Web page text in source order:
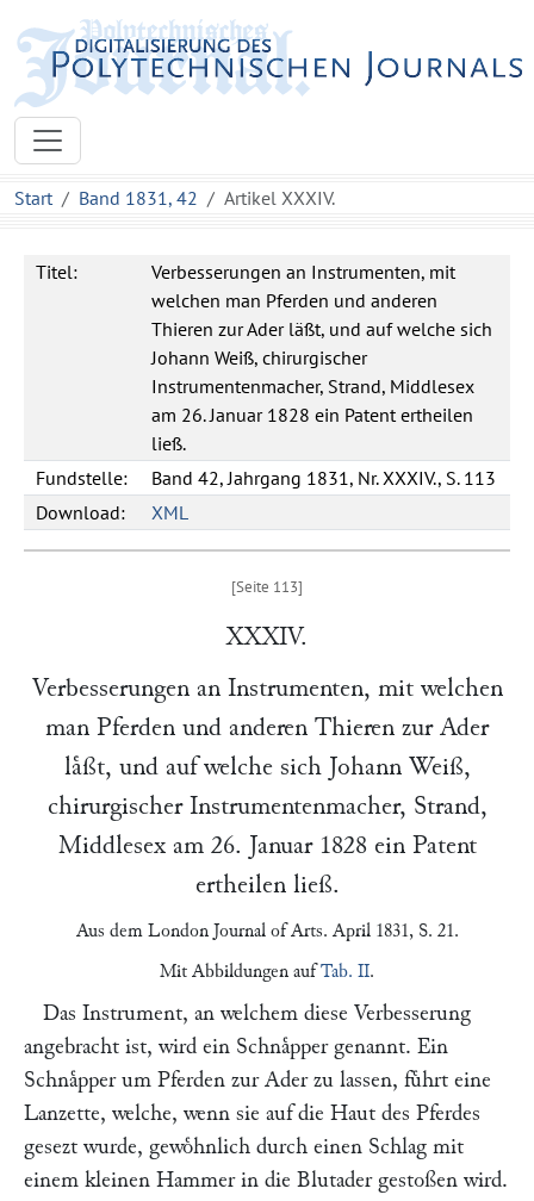
Start Band 1831, 42 Artikel XXXIV.
Titel:
Verbesserungen an Instrumenten, mit
welchen man Pferden und anderen
Thieren zur Ader läßt, und auf welche sich
Johann Weiß, chirurgischer
Instrumentenmacher, Strand, Middlesex
am 26. Januar 1828 ein Patent ertheilen
ließ.
Fundstelle:
Band 42, Jahrgang 1831, Nr. XXXIV., S. 113
Download:
XML
XXXIV.
Verbesserungen an Instrumenten, mit welchen
man Pferden und anderen Thieren zur Ader
laͤßt, und auf welche sich Johann Weiß,
chirurgischer Instrumentenmacher, Strand,
Middlesex am 26. Januar 1828ein Patent
ertheilen ließ.
Aus dem London Journal of Arts. April 1831, S. 21.
Mit Abbildungen aufTab. II.
Das Instrument, an welchem diese Verbesserung
angebracht ist, wird ein Schnaͤpper genannt. Ein
Schnaͤpper um Pferden zur Ader zu lassen, fuͤhrt eine
Lanzette, welche, wenn sie auf die Haut des Pferdes
gesezt wurde, gewoͤhnlich durch einen Schlag mit
einem kleinen Hammer in die Blutader gestoßen wird.